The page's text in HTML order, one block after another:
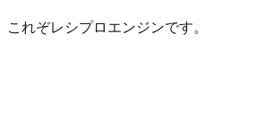
れぞレシプロエンジンです。